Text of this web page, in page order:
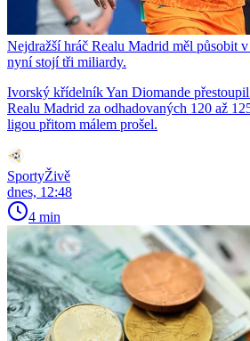
Nejdražší hráč Realu Madrid měl působit
nyní stojí tři miliardy.
Ivorský křídelník Yan Diomande
Realu Madrid za odhadovaných 120 až
ligou přitom málem prošel.
SportyŽivě
dnes, 12:48
4 min